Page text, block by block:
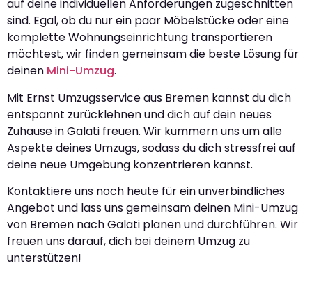
auf deine individuellen Anforderungen zugeschnitten
sind. Egal, ob du nur ein paar Möbelstücke oder eine
komplette Wohnungseinrichtung transportieren
möchtest, wir finden gemeinsam die beste Lösung für
deinen Mini-Umzug.
Mit Ernst Umzugsservice aus Bremen kannst du dich
entspannt zurücklehnen und dich auf dein neues
Zuhause in Galati freuen. Wir kümmern uns um alle
Aspekte deines Umzugs, sodass du dich stressfrei auf
deine neue Umgebung konzentrieren kannst.
Kontaktiere uns noch heute für ein unverbindliches
Angebot und lass uns gemeinsam deinen Mini-Umzug
von Bremen nach Galati planen und durchführen. Wir
freuen uns darauf, dich bei deinem Umzug zu
unterstützen!